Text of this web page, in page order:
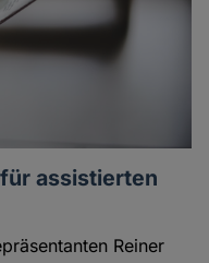
assistierten
Reiner